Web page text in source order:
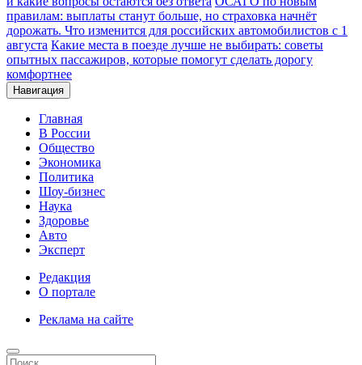
правилам: выплаты станут больше, но страховка начнёт
дорожать. Что изменится для российских автомобилистов с 1
августа Какие места в поезде лучше не выбирать: советы
опытных пассажиров, которые помогут сделать дорогу
комфортнее
Навигация
Главная
В России
Общество
Экономика
Политика
Шоу-бизнес
Наука
Здоровье
Авто
Эксперт
Редакция
О портале
Реклама на сайте